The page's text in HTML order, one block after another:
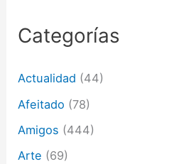
r
r
e
e
c
r
Categorías
Actualidad (44)
Afeitado (78)
Amigos (444)
Arte (69)